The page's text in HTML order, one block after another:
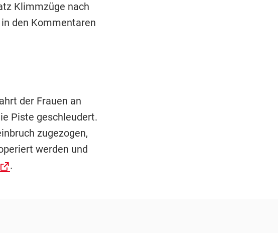
Klimmzüge nach
den Kommentaren
der Frauen an
Piste geschleudert.
zugezogen,
werden und
.